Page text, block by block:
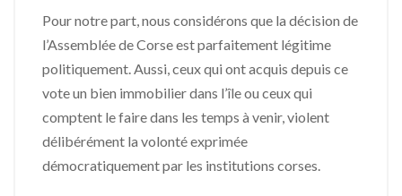
Pour notre part, nous considérons que la décision de
l’Assemblée de Corse est parfaitement légitime
politiquement. Aussi, ceux qui ont acquis depuis ce
vote un bien immobilier dans l’île ou ceux qui
comptent le faire dans les temps à venir, violent
délibérément la volonté exprimée
démocratiquement par les institutions corses.